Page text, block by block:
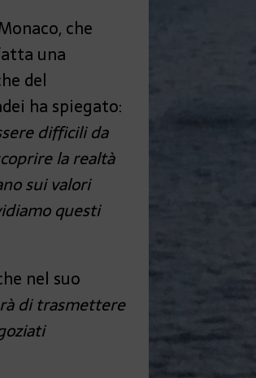
che
una
del
ha spiegato:
difficili da
la realtà
sui valori
questi
nel suo
di trasmettere